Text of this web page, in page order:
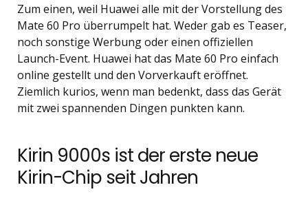
Zum einen, weil Huawei alle mit der Vorstellung des
Mate 60 Pro überrumpelt hat. Weder gab es Teaser,
noch sonstige Werbung oder einen offiziellen
Launch-Event. Huawei hat das Mate 60 Pro einfach
online gestellt und den Vorverkauft eröffnet.
Ziemlich kurios, wenn man bedenkt, dass das Gerät
mit zwei spannenden Dingen punkten kann.
Kirin 9000s ist der erste neue
Kirin-Chip seit Jahren